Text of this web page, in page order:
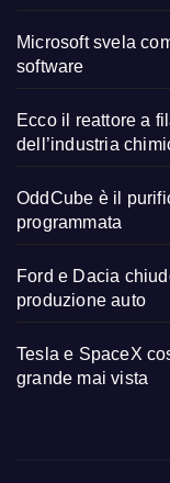
Microsoft svela
software
Ecco il reattore a
dell’industria
OddCube è il
programmata
Ford e Dacia
produzione auto
Tesla e SpaceX
grande mai vista